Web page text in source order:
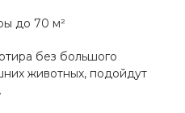
раз в 2 недели
до 70 м²
без большого
животных, подойдут